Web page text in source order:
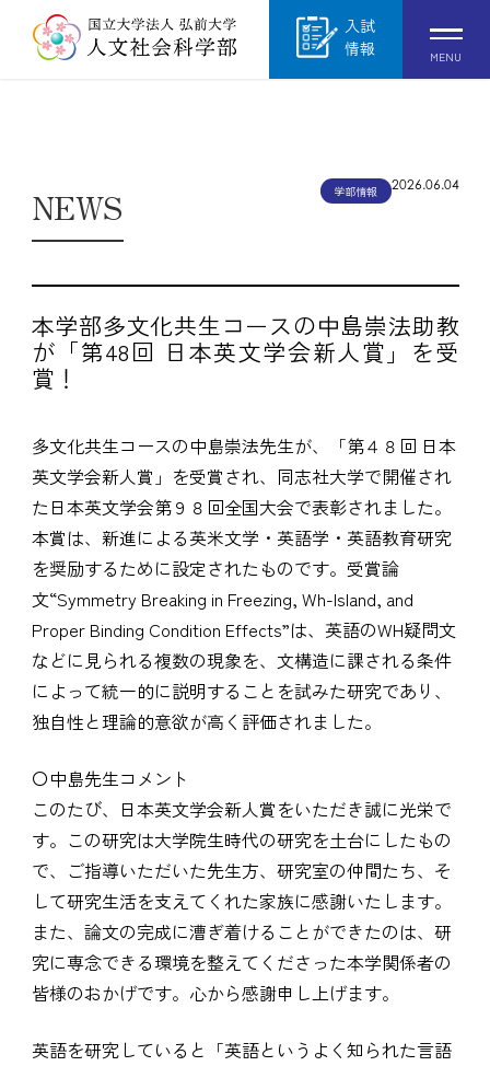
入試
情報
MENU
NEWS 学部情報 2026.06.04
本学部多文化共生コースの中島崇法助教
が「第48回 日本英文学会新人賞」を受
賞！
多文化共生コースの中島崇法先生が、「第４８回 日本
英文学会新人賞」を受賞され、同志社大学で開催され
た日本英文学会第９８回全国大会で表彰されました。
本賞は、新進による英米文学・英語学・英語教育研究
を奨励するために設定されたものです。受賞論
文“Symmetry Breaking in Freezing, Wh-Island, and
Proper Binding Condition Effects”は、英語のWH疑問文
などに見られる複数の現象を、文構造に課される条件
によって統一的に説明することを試みた研究であり、
独自性と理論的意欲が高く評価されました。
〇中島先生コメント
このたび、日本英文学会新人賞をいただき誠に光栄で
す。この研究は大学院生時代の研究を土台にしたもの
で、ご指導いただいた先生方、研究室の仲間たち、そ
して研究生活を支えてくれた家族に感謝いたします。
また、論文の完成に漕ぎ着けることができたのは、研
究に専念できる環境を整えてくださった本学関係者の
皆様のおかげです。心から感謝申し上げます。
英語を研究していると「英語というよく知られた言語